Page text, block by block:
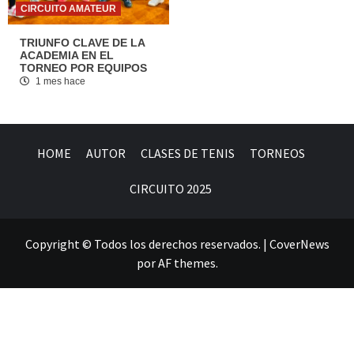
CIRCUITO AMATEUR
TRIUNFO CLAVE DE LA
ACADEMIA EN EL
TORNEO POR EQUIPOS
1 mes hace
HOME AUTOR CLASES DE TENIS TORNEOS
CIRCUITO 2025
Copyright © Todos los derechos reservados. | CoverNews
por AF themes.